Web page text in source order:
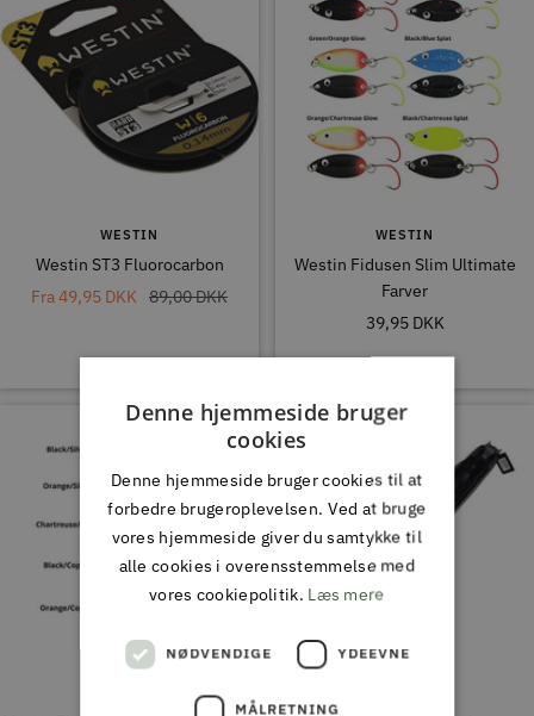
WESTIN
Westin ST3 Fluorocarbon
Tilbudspris
Fra49,95 DKK
Normal
89,00 DKK
WESTIN
Westin Fidusen Slim Ultimate
Farver
Tilbudspris
39,95 DKK
Denne hjemmeside bruger
cookies
Denne hjemmeside bruger cookies til at
forbedre brugeroplevelsen. Ved at bruge
vores hjemmeside giver du samtykke til
alle cookies i overensstemmelse med
vores cookiepolitik. Læs mere
NØDVENDIGE YDEEVNE
MÅLRETNING